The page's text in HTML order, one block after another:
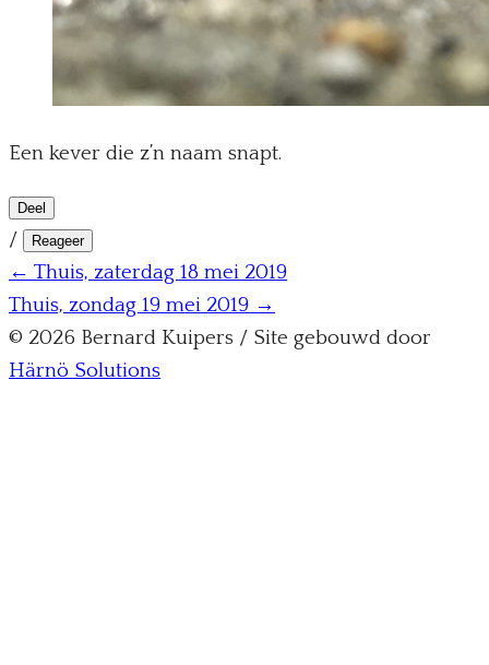
Een kever die z’n naam snapt.
Deel
/ Reageer
← Thuis, zaterdag 18 mei 2019
Thuis, zondag 19 mei 2019 →
© 2026 Bernard Kuipers / Site gebouwd door
Härnö Solutions